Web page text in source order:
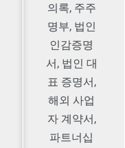
의록, 주주
명부, 법인
인감증명
서, 법인 대
표 증명서,
해외 사업
자 계약서,
파트너십